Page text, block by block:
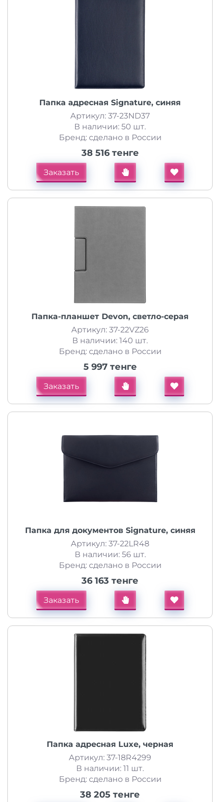
Папка адресная Signature, синяя
Артикул: 37-23ND37
В наличии: 50 шт.
Бренд: сделано в России
38 516 тенге
Заказать
Папка-планшет Devon, светло-серая
Артикул: 37-22VZ26
В наличии: 140 шт.
Бренд: сделано в России
5 997 тенге
Заказать
Папка для документов Signature, синяя
Артикул: 37-22LR48
В наличии: 56 шт.
Бренд: сделано в России
36 163 тенге
Заказать
Папка адресная Luxe, черная
Артикул: 37-18R4299
В наличии: 11 шт.
Бренд: сделано в России
38 205 тенге